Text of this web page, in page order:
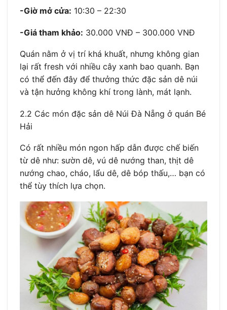
-Giờ mở cửa: 10:30 – 22:30
-Giá tham khảo: 30.000 VNĐ – 300.000 VNĐ
Quán nằm ở vị trí khá khuất, nhưng không gian
lại rất fresh với nhiều cây xanh bao quanh. Bạn
có thể đến đây để thưởng thức đặc sản dê núi
và tận hưởng không khí trong lành, mát lạnh.
2.2 Các món đặc sản dê Núi Đà Nẵng ở quán Bé
Hải
Có rất nhiều món ngon hấp dẫn được chế biến
từ dê như: sườn dê, vú dê nướng than, thịt dê
nướng chao, cháo, lẩu dê, dê bóp thấu,… bạn có
thể tùy thích lựa chọn.